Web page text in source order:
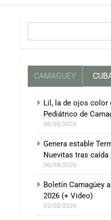
CAMAGUEY
Lil, la de ojos color
Pediátrico de
06/08/2026
Genera estable
Nuevitas tras
06/08/2026
Boletín Camagüey
2026 (+ Video)
05/08/2026